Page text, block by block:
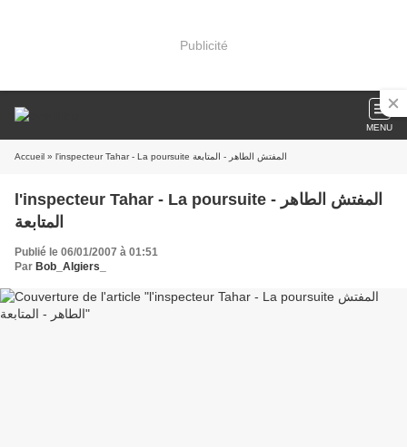
Publicité
MENU
Accueil » l'inspecteur Tahar - La poursuite المفتش الطاهر - المتابعة
l'inspecteur Tahar - La poursuite المفتش الطاهر -
المتابعة
Publié le 06/01/2007 à 01:51
Par Bob_Algiers_